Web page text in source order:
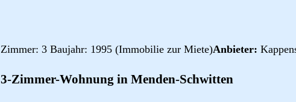
Zimmer: 3 Baujahr: 1995 (Immobilie zur Miete)Anbieter:
3-Zimmer-Wohnung in Menden-Schwitten